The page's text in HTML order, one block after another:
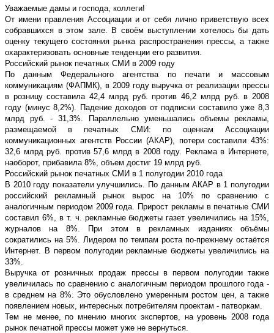
Уважаемые дамы и господа, коллеги!
От имени правления Ассоциации и от себя лично приветствую всех
собравшихся в этом зале. В своём выступлении хотелось бы дать
оценку текущего состояния рынка распространения прессы, а также
охарактеризовать основные тенденции его развития.
Российский рынок печатных СМИ в 2009 году
По данным Федерального агентства по печати и массовым
коммуникациям (ФАПМК), в 2009 году выручка от реализации прессы
в розницу составила 42,4 млрд руб. против 46,2 млрд руб. в 2008
году (минус 8,2%). Падение доходов от подписки составило уже 8,3
млрд руб. - 31,3%. Параллельно уменьшались объемы рекламы,
размещаемой в печатных СМИ: по оценкам Ассоциации
коммуникационных агентств России (АКАР), потери составили 43%:
32,6 млрд руб. против 57,6 млрд в 2008 году. Реклама в Интернете,
наоборот, прибавила 8%, объем достиг 19 млрд руб.
Российский рынок печатных СМИ в 1 полугодии 2010 года
В 2010 году показатели улучшились. По данным АКАР в 1 полугодии
российский рекламный рынок вырос на 10% по сравнению с
аналогичным периодом 2009 года. Прирост рекламы в печатные СМИ
составил 6%, в т. ч. рекламные бюджеты газет увеличились на 15%,
журналов на 8%. При этом в рекламных изданиях объёмы
сократились на 5%. Лидером по темпам роста по-прежнему остаётся
Интернет. В первом полугодии рекламные бюджеты увеличились на
33%.
Выручка от розничных продаж прессы в первом полугодии также
увеличилась по сравнению с аналогичным периодом прошлого года -
в среднем на 8%. Это обусловлено умеренным ростом цен, а также
появлением новых, интересных потребителям проектам - патворкам.
Тем не менее, по мнению многих экспертов, на уровень 2008 года
рынок печатной прессы может уже не вернуться.